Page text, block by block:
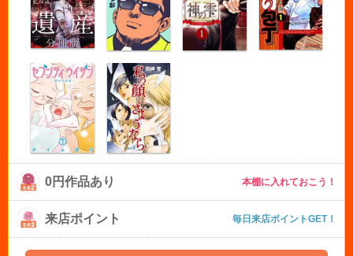
0円作品あり 本棚に入れておこう！
来店ポイント 毎日来店ポイントGET！